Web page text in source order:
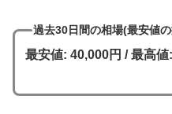
過去30日間の相場(最安値
最安値: 40,000円 / 最高値